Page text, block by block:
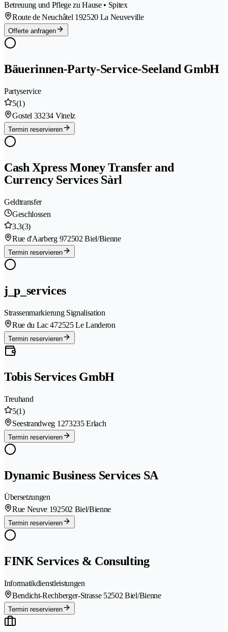
Betreuung und Pflege zu Hause • Spitex
Route de Neuchâtel 192520 La Neuveville
Offerte anfragen
Bäuerinnen-Party-Service-Seeland GmbH
Partyservice
5(1)
Gostel 33234 Vinelz
Termin reservieren
Cash Xpress Money Transfer and
Currency Services Sàrl
Geldtransfer
Geschlossen
3.3(3)
Rue d'Aarberg 972502 Biel/Bienne
Termin reservieren
j_p_services
Strassenmarkierung Signalisation
Rue du Lac 472525 Le Landeron
Termin reservieren
Tobis Services GmbH
Treuhand
5(1)
Seestrandweg 1273235 Erlach
Termin reservieren
Dynamic Business Services SA
Übersetzungen
Rue Neuve 192502 Biel/Bienne
Termin reservieren
FINK Services & Consulting
Informatikdienstleistungen
Bendicht-Rechberger-Strasse 52502 Biel/Bienne
Termin reservieren